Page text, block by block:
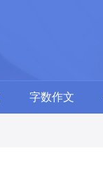
字数作文